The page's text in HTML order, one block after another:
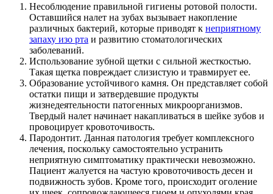
Несоблюдение правильной гигиены ротовой полости.
Оставшийся налет на зубах вызывает накопление
различных бактерий, которые приводят к неприятному
запаху изо рта и развитию стоматологических
заболеваний.
Использование зубной щетки с сильной жесткостью.
Такая щетка повреждает слизистую и травмирует ее.
Образование устойчивого камня. Он представляет собой
остатки пищи и затвердевшие продукты
жизнедеятельности патогенных микроорганизмов.
Твердый налет начинает накапливаться в шейке зубов и
провоцирует кровоточивость.
Пародонтит. Данная патология требует комплексного
лечения, поскольку самостоятельно устранить
неприятную симптоматику практически невозможно.
Пациент жалуется на частую кровоточивость десен и
подвижность зубов. Кроме того, происходит оголение